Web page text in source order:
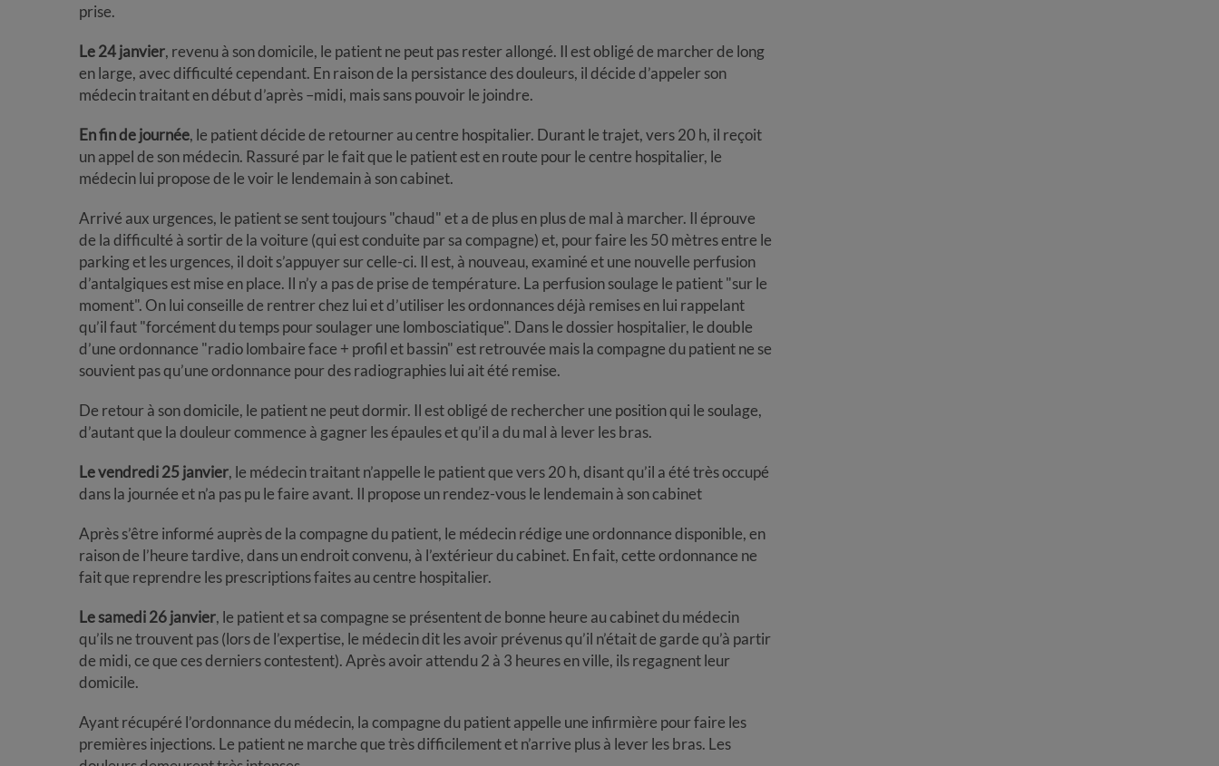
prise.
Le 24 janvier, revenu à son domicile, le patient ne peut pas rester allongé. Il est obligé de marcher de long
en large, avec difficulté cependant. En raison de la persistance des douleurs, il décide d’appeler son
médecin traitant en début d’après –midi, mais sans pouvoir le joindre.
En fin de journée, le patient décide de retourner au centre hospitalier. Durant le trajet, vers 20 h, il reçoit
un appel de son médecin. Rassuré par le fait que le patient est en route pour le centre hospitalier, le
médecin lui propose de le voir le lendemain à son cabinet.
Arrivé aux urgences, le patient se sent toujours "chaud" et a de plus en plus de mal à marcher. Il éprouve
de la difficulté à sortir de la voiture (qui est conduite par sa compagne) et, pour faire les 50 mètres entre le
parking et les urgences, il doit s’appuyer sur celle-ci. Il est, à nouveau, examiné et une nouvelle perfusion
d’antalgiques est mise en place. Il n’y a pas de prise de température. La perfusion soulage le patient "sur le
moment". On lui conseille de rentrer chez lui et d’utiliser les ordonnances déjà remises en lui rappelant
qu’il faut "forcément du temps pour soulager une lombosciatique". Dans le dossier hospitalier, le double
d’une ordonnance "radio lombaire face + profil et bassin" est retrouvée mais la compagne du patient ne se
souvient pas qu’une ordonnance pour des radiographies lui ait été remise.
De retour à son domicile, le patient ne peut dormir. Il est obligé de rechercher une position qui le soulage,
d’autant que la douleur commence à gagner les épaules et qu’il a du mal à lever les bras.
Le vendredi 25 janvier, le médecin traitant n’appelle le patient que vers 20 h, disant qu’il a été très occupé
dans la journée et n’a pas pu le faire avant. Il propose un rendez-vous le lendemain à son cabinet
Après s’être informé auprès de la compagne du patient, le médecin rédige une ordonnance disponible, en
raison de l’heure tardive, dans un endroit convenu, à l’extérieur du cabinet. En fait, cette ordonnance ne
fait que reprendre les prescriptions faites au centre hospitalier.
Le samedi 26 janvier, le patient et sa compagne se présentent de bonne heure au cabinet du médecin
qu’ils ne trouvent pas (lors de l’expertise, le médecin dit les avoir prévenus qu’il n’était de garde qu’à partir
de midi, ce que ces derniers contestent). Après avoir attendu 2 à 3 heures en ville, ils regagnent leur
domicile.
Ayant récupéré l’ordonnance du médecin, la compagne du patient appelle une infirmière pour faire les
premières injections. Le patient ne marche que très difficilement et n’arrive plus à lever les bras. Les